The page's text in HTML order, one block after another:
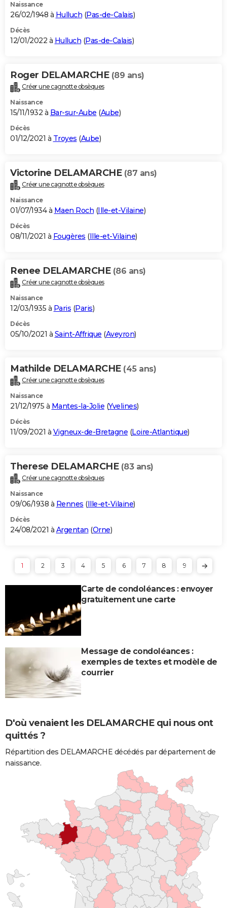
Naissance
26/02/1948 à Hulluch (Pas-de-Calais)
Décès
12/01/2022 à Hulluch (Pas-de-Calais)
Roger DELAMARCHE (89 ans)
Créer une cagnotte obsèques
Naissance
15/11/1932 à Bar-sur-Aube (Aube)
Décès
01/12/2021 à Troyes (Aube)
Victorine DELAMARCHE (87 ans)
Créer une cagnotte obsèques
Naissance
01/07/1934 à Maen Roch (Ille-et-Vilaine)
Décès
08/11/2021 à Fougères (Ille-et-Vilaine)
Renee DELAMARCHE (86 ans)
Créer une cagnotte obsèques
Naissance
12/03/1935 à Paris (Paris)
Décès
05/10/2021 à Saint-Affrique (Aveyron)
Mathilde DELAMARCHE (45 ans)
Créer une cagnotte obsèques
Naissance
21/12/1975 à Mantes-la-Jolie (Yvelines)
Décès
11/09/2021 à Vigneux-de-Bretagne (Loire-Atlantique)
Therese DELAMARCHE (83 ans)
Créer une cagnotte obsèques
Naissance
09/06/1938 à Rennes (Ille-et-Vilaine)
Décès
24/08/2021 à Argentan (Orne)
1 2 3 4 5 6 7 8 9
Carte de condoléances : envoyer
gratuitement une carte
Message de condoléances :
exemples de textes et modèle de
courrier
D'où venaient les DELAMARCHE qui nous ont
quittés ?
Répartition des DELAMARCHE décédés par département de
naissance.